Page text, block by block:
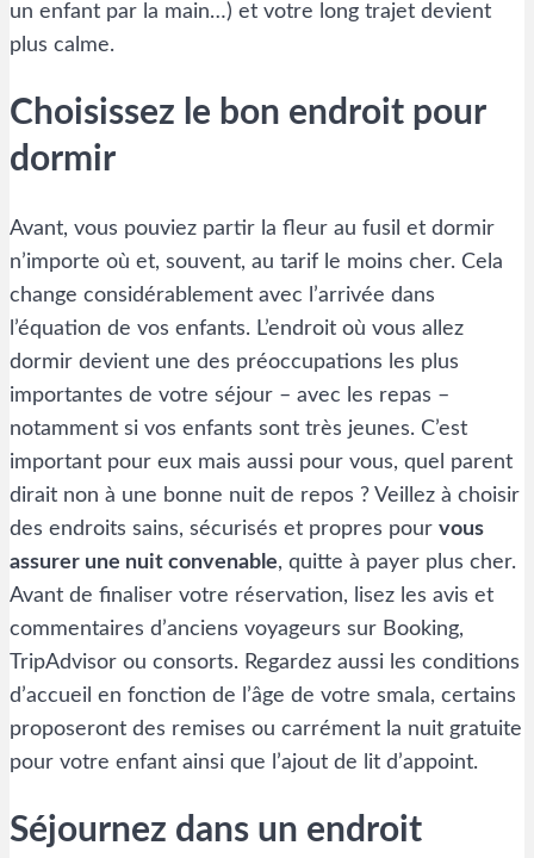
un enfant par la main…) et votre long trajet devient
plus calme.
Choisissez le bon endroit pour
dormir
Avant, vous pouviez partir la fleur au fusil et dormir
n’importe où et, souvent, au tarif le moins cher. Cela
change considérablement avec l’arrivée dans
l’équation de vos enfants. L’endroit où vous allez
dormir devient une des préoccupations les plus
importantes de votre séjour – avec les repas –
notamment si vos enfants sont très jeunes. C’est
important pour eux mais aussi pour vous, quel parent
dirait non à une bonne nuit de repos ? Veillez à choisir
des endroits sains, sécurisés et propres pour vous
assurer une nuit convenable, quitte à payer plus cher.
Avant de finaliser votre réservation, lisez les avis et
commentaires d’anciens voyageurs sur Booking,
TripAdvisor ou consorts. Regardez aussi les conditions
d’accueil en fonction de l’âge de votre smala, certains
proposeront des remises ou carrément la nuit gratuite
pour votre enfant ainsi que l’ajout de lit d’appoint.
Séjournez dans un endroit